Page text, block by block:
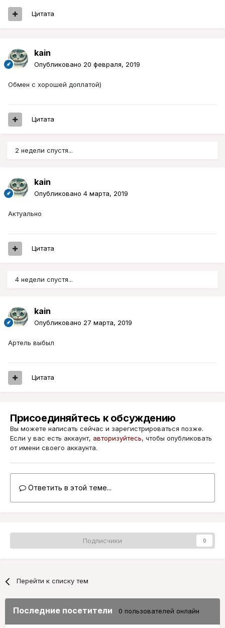
Цитата
kain
Опубликовано 20 февраля, 2019
Обмен с хорошей доплатой)
Цитата
2 недели спустя...
kain
Опубликовано 4 марта, 2019
Актуально
Цитата
4 недели спустя...
kain
Опубликовано 27 марта, 2019
Артель выбыл
Цитата
Присоединяйтесь к обсуждению
Вы можете написать сейчас и зарегистрироваться позже.
Если у вас есть аккаунт, авторизуйтесь, чтобы опубликовать
от имени своего аккаунта.
Ответить в этой теме...
Подписчики 0
Перейти к списку тем
Последние посетители 0 пользователей онлайн